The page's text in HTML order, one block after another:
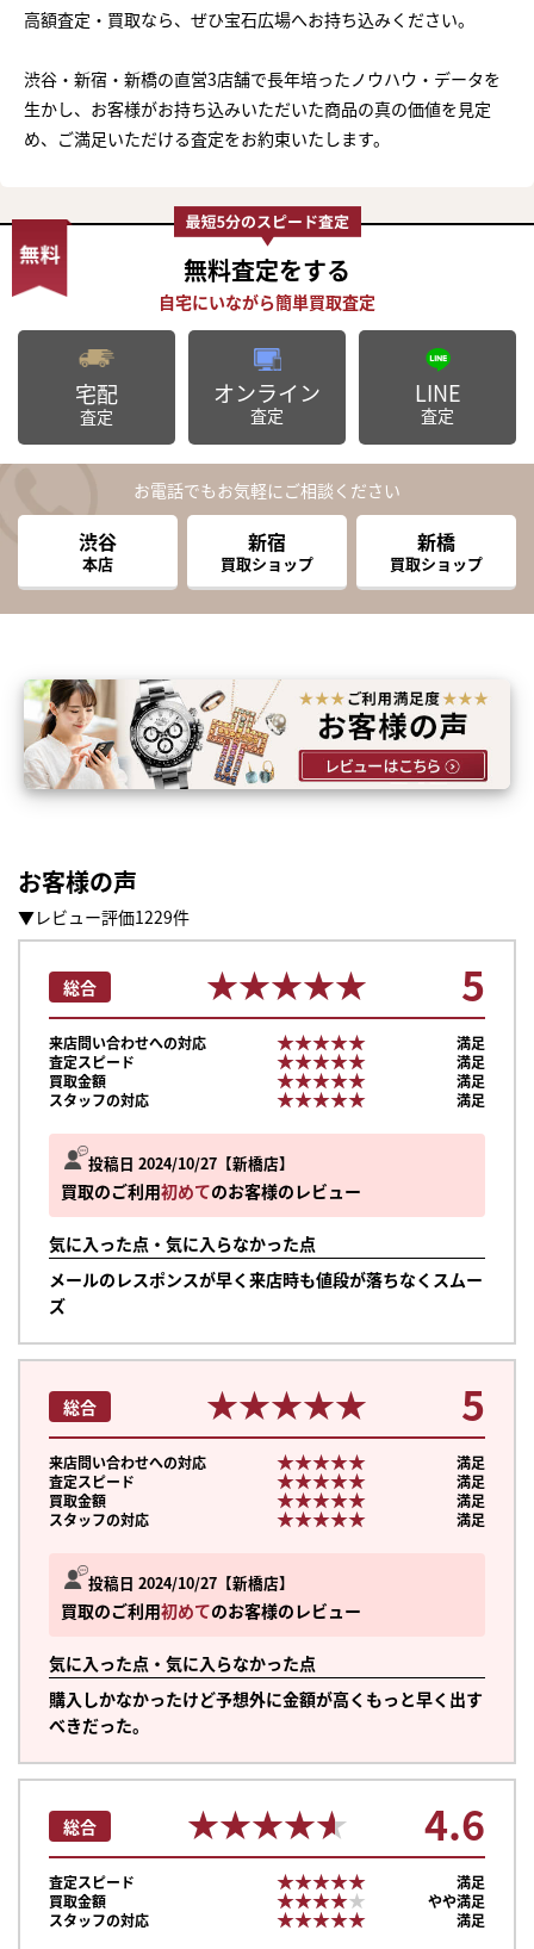
高額査定・買取なら、ぜひ宝石広場へお持ち込みください。
渋谷・新宿・新橋の直営3店舗で長年培ったノウハウ・データを
生かし、お客様がお持ち込みいただいた商品の真の価値を見定
め、ご満足いただける査定をお約束いたします。
無料査定をする
宅配
査定
オンライン
査定
LINE
査定
お電話でもお気軽にご相談ください
渋谷
本店
新宿
買取ショップ
新橋
買取ショップ
お客様の声
▼レビュー評価1229件
投稿日 2024/10/27 新橋店
買取のご利用初めてのお客様のレビュー
気に入った点・気に入らなかった点
メールのレスポンスが早く来店時も値段が落ちなくスムー
ズ
総合 ★★★★★
★★★★★ 5
来店問い合わせへの対応 ★★★★★
★★★★★
満足
査定スピード
★★★★★
★★★★★
満足
買取金額
★★★★★
★★★★★
満足
スタッフの対応
★★★★★
★★★★★ 満足
投稿日 2024/10/27 新橋店
買取のご利用初めてのお客様のレビュー
気に入った点・気に入らなかった点
購入しかなかったけど予想外に金額が高くもっと早く出す
べきだった。
総合 ★★★★★
★★★★★ 5
来店問い合わせへの対応 ★★★★★
★★★★★
満足
査定スピード
★★★★★
★★★★★
満足
買取金額
★★★★★
★★★★★
満足
スタッフの対応
★★★★★
★★★★★ 満足
総合 ★★★★★
★★★★★ 4.6
査定スピード ★★★★★
★★★★★
満足
買取金額
★★★★★
★★★★★
やや満足
スタッフの対応
★★★★★
★★★★★ 満足
まずは
かんたん30秒でお試し査定